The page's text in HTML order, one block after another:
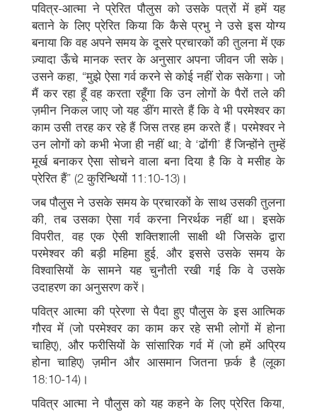
पवित्र-आत्मा ने प्रेरित पौलुस को उसके पत्रों में हमें यह
बताने के लिए प्रेरित किया कि कैसे प्रभु ने उसे इस योग्य
बनाया कि वह अपने समय के दूसरे प्रचारकों की तुलना में एक
ज़्यादा ऊँचे मानक स्तर के अनुसार अपना जीवन जी सके।
उसने कहा, “मुझे ऐसा गर्व करने से कोई नहीं रोक सकेगा। जो
मैं कर रहा हूँ वह करता रहूँगा कि उन लोगों के पैरों तले की
ज़मीन निकल जाए जो यह डींग मारते हैं कि वे भी परमेश्वर का
काम उसी तरह कर रहे हैं जिस तरह हम करते हैं। परमेश्वर ने
उन लोगों को कभी भेजा ही नहीं था; वे ‘ढोंगी’ हैं जिन्होंने तुम्हें
मूर्ख बनाकर ऐसा सोचने वाला बना दिया है कि वे मसीह के
प्रेरित हैं” (2 कुरिन्थियों 11:10-13)।
जब पौलुस ने उसके समय के प्रचारकों के साथ उसकी तुलना
की, तब उसका ऐसा गर्व करना निरर्थक नहीं था। इसके
विपरीत, वह एक ऐसी शक्तिशाली साक्षी थी जिसके द्वारा
परमेश्वर की बड़ी महिमा हुई, और इससे उसके समय के
विश्वासियों के सामने यह चुनौती रखी गई कि वे उसके
उदाहरण का अनुसरण करें।
पवित्र आत्मा की प्रेरणा से पैदा हुए पौलुस के इस आत्मिक
गौरव में (जो परमेश्वर का काम कर रहे सभी लोगों में होना
चाहिए), और फरीसियों के सांसारिक गर्व में (जो हमें अप्रिय
होना चाहिए) ज़मीन और आसमान जितना फ़र्क है (लूका
18:10-14)।
पवित्र आत्मा ने पौलुस को यह कहने के लिए प्रेरित किया,